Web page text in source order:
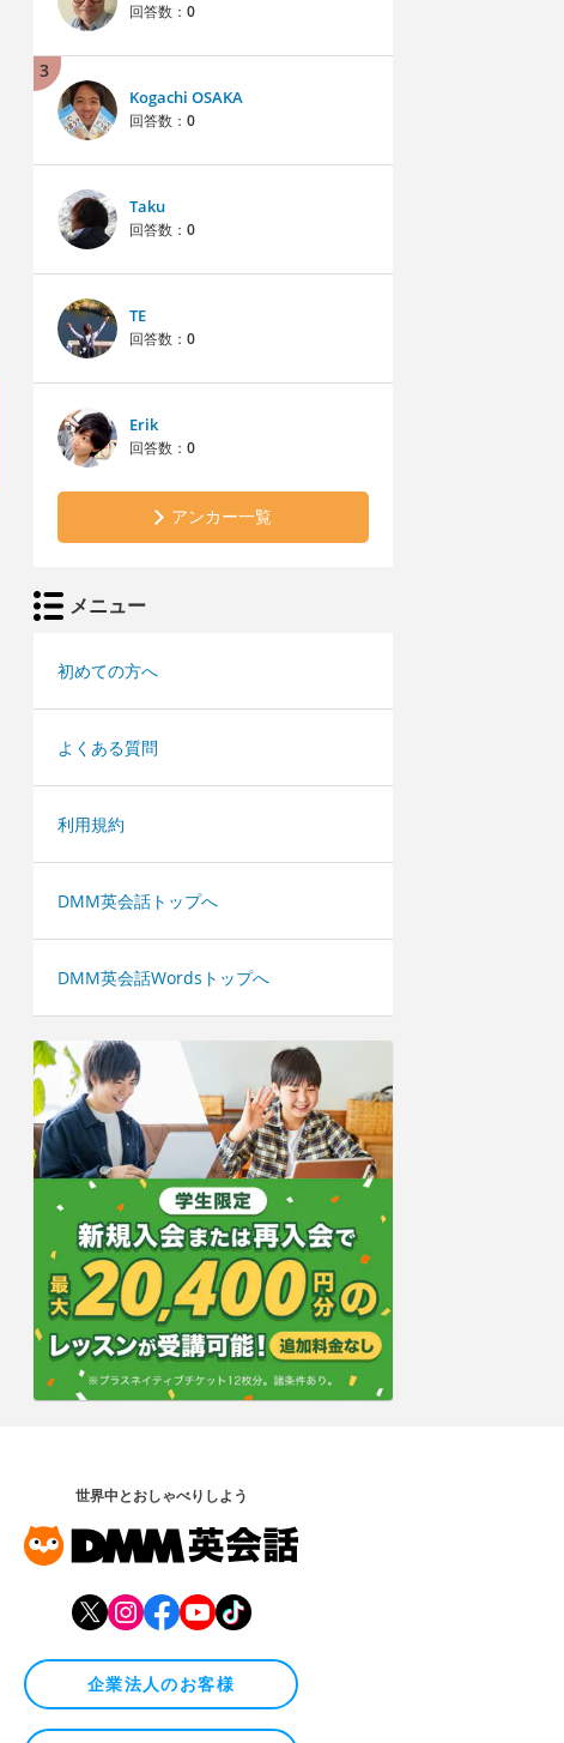
回答数： 0
3
Kogachi OSAKA
回答数： 0
Taku
回答数： 0
TE
回答数： 0
Erik
回答数： 0
アンカー一覧
メニュー
初めての方へ
よくある質問
利用規約
DMM英会話トップへ
DMM英会話Wordsトップへ
世界中とおしゃべりしよう
企業法人のお客様